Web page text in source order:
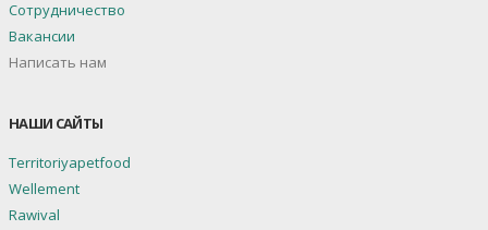
Сотрудничество
Вакансии
Написать нам
НАШИ САЙТЫ
Territoriyapetfood
Wellement
Rawival